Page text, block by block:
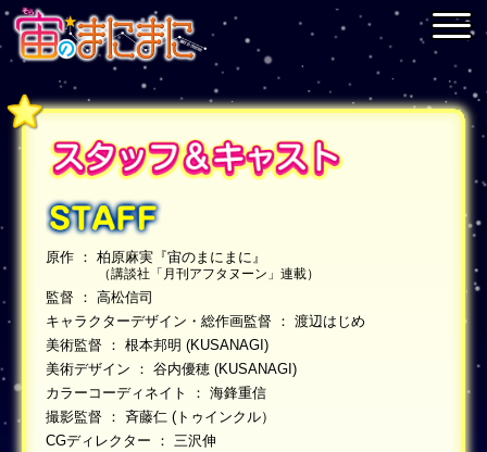
原作 ： 柏原麻実『宙のまにまに』
（講談社「月刊アフタヌーン」連載）
監督 ： 高松信司
キャラクターデザイン・総作画監督 ： 渡辺はじめ
美術監督 ： 根本邦明 (KUSANAGI)
美術デザイン ： 谷内優穂 (KUSANAGI)
カラーコーディネイト ： 海鋒重信
撮影監督 ： 斉藤仁 (トゥインクル）
CGディレクター ： 三沢伸